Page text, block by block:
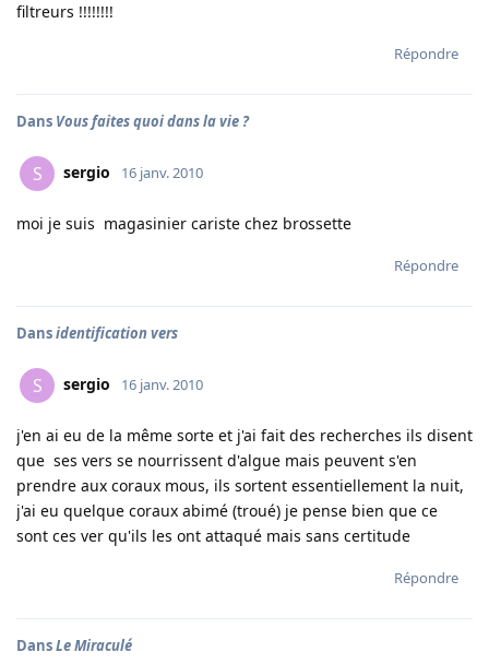
filtreurs !!!!!!!!
Répondre
Dans Vous faites quoi dans la vie ?
S sergio 16 janv. 2010
moi je suis magasinier cariste chez brossette
Répondre
Dansidentification vers
S sergio 16 janv. 2010
j'en ai eu de la même sorte et j'ai fait des recherches ils disent
que ses vers se nourrissent d'algue mais peuvent s'en
prendre aux coraux mous, ils sortent essentiellement la nuit,
j'ai eu quelque coraux abimé (troué) je pense bien que ce
sont ces ver qu'ils les ont attaqué mais sans certitude
Répondre
DansLe Miraculé